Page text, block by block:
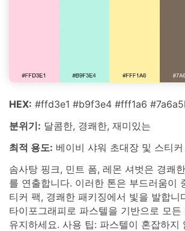
HEX: #ffd3e1 #b9f3e4 #fff1a6
분위기: 달콤한, 경쾌한, 재미있는
최적 용도: 베이비 샤워 초대장 및 스티커
솜사탕 핑크, 민트 폼, 레몬 셔벗은 경쾌
를 연출합니다. 이러한 톤은 부드러움이
티커 팩, 경쾌한 패키징에서 빛을 발합니
타이포그래피로 파스텔을 기반으로 모든
유지하세요. 사용 팁: 파스텔이 혼잡하지